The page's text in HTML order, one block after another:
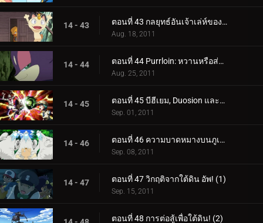
14 - 43 ตอนที่ 43 กลยุทธ์อันเจ้าเล่ห์ของ Meowth!
Aug. 18, 2011
14 - 44 ตอนที่ 44 Purrloin: หวานหรือส่อเสียด?
Aug. 25, 2011
14 - 45 ตอนที่ 45 บีฮีเยม, Duosion และโจรแห่งความฝัน!
Sep. 01, 2011
14 - 46 ตอนที่ 46 ความบาดหมางบนภูเขา Beartic!
Sep. 08, 2011
14 - 47 ตอนที่ 47 วิกฤติจากใต้ดิน อัพ! (1)
Sep. 15, 2011
ตอนที่ 48 การต่อสู้เพื่อใต้ดิน! (2)